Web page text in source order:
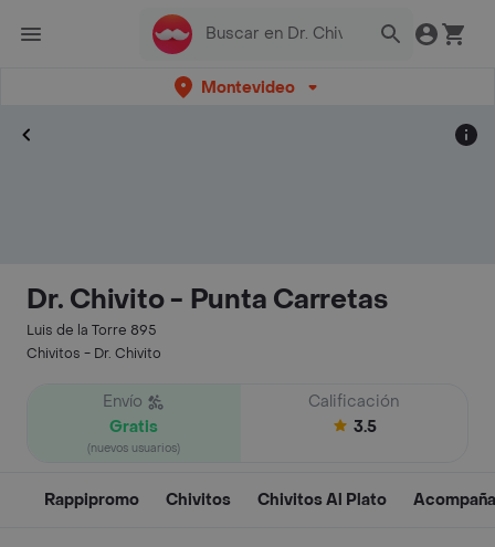
Montevideo
Dr. Chivito - Punta Carretas
Luis de la Torre 895
Chivitos - Dr. Chivito
Envío
Gratis
(nuevos usuarios)
Calificación
3.5
Rappipromo Chivitos Chivitos Al Plato